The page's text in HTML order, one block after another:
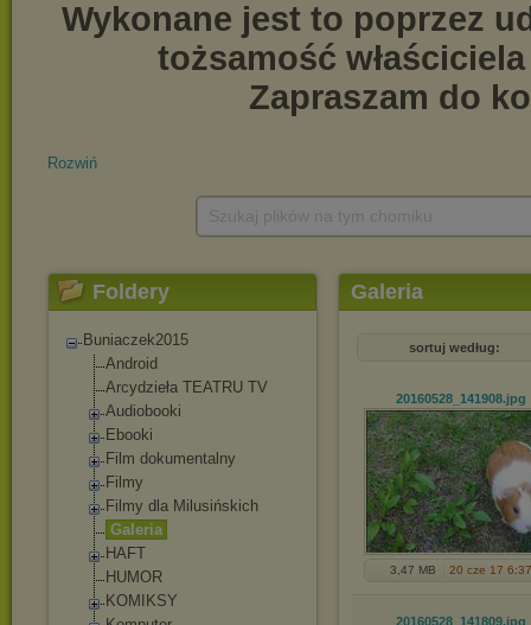
Rozwiń
Foldery
Buniaczek2015
Android
Arcydzieła TEATRU TV
Audiobooki
Ebooki
Film dokumentalny
Filmy
Filmy dla Milusińskich
Galeria
HAFT
HUMOR
KOMIKSY
Galeria
sortuj według:
20160528_141908.jpg
3,47 MB 20 cze 17 6:37
20160528_141809.jpg